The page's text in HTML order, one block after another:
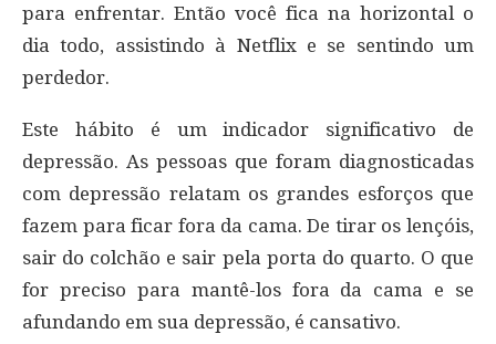
para enfrentar. Então você fica na horizontal o
dia todo, assistindo à Netflix e se sentindo um
perdedor.
Este hábito é um indicador significativo de
depressão. As pessoas que foram diagnosticadas
com depressão relatam os grandes esforços que
fazem para ficar fora da cama. De tirar os lençóis,
sair do colchão e sair pela porta do quarto. O que
for preciso para mantê-los fora da cama e se
afundando em sua depressão, é cansativo.